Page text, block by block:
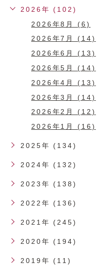
2026年 (102)
2026年8月 (6)
2026年7月 (14)
2026年6月 (13)
2026年5月 (14)
2026年4月 (13)
2026年3月 (14)
2026年2月 (12)
2026年1月 (16)
2025年 (134)
2024年 (132)
2023年 (138)
2022年 (136)
2021年 (245)
2020年 (194)
2019年 (11)